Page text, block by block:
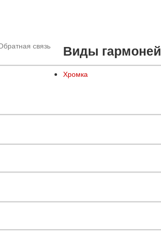
связь Виды гармоней
Хромка